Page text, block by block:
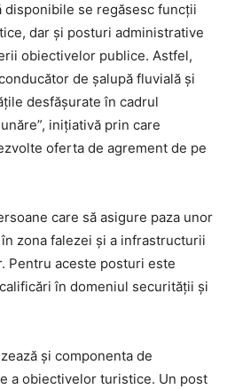
se regăsesc funcții
dar și posturi administrative
obiectivelor publice. Astfel,
de șalupă fluvială și
desfășurate în cadrul
inițiativă prin care
oferta de agrement de pe
care să asigure paza unor
zona falezei și a infrastructurii
Pentru aceste posturi este
în domeniul securității și
și componenta de
a obiectivelor turistice. Un post